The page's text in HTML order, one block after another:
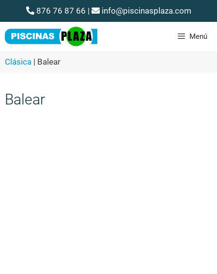
876 76 87 66 | info@piscinasplaza.com
Menú
Clásica | Balear
Balear